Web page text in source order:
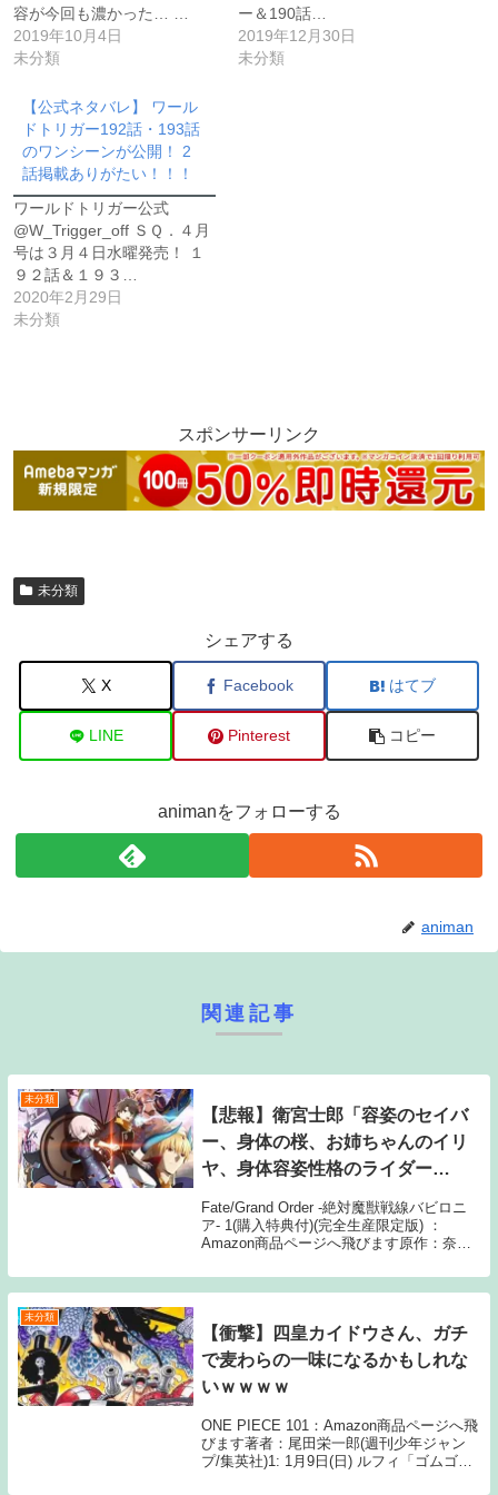
容が今回も濃かった… …
2019年10月4日
未分類
ー＆190話…
2019年12月30日
未分類
【公式ネタバレ】 ワール
ドトリガー192話・193話
のワンシーンが公開！ 2
話掲載ありがたい！！！
ワールドトリガー公式
@W_Trigger_off ＳＱ．４月
号は３月４日水曜発売！ １
９２話＆１９３…
2020年2月29日
未分類
スポンサーリンク
未分類
シェアする
X Facebook はてブ
LINE Pinterest コピー
animanをフォローする
animan
関連記事
未分類
【悲報】衛宮士郎「容姿のセイバ
ー、身体の桜、お姉ちゃんのイリ
ヤ、身体容姿性格のライダー
Fate/Grand Order -絶対魔獣戦線バビロニ
ア- 1(購入特典付)(完全生産限定版) ：
Amazon商品ページへ飛びます原作：奈須
CloverWorks/アニプレックス、ノーツ、デ
ィライトワーク...
未分類
【衝撃】四皇カイドウさん、ガチ
で麦わらの一味になるかもしれな
いｗｗｗｗ
ONE PIECE 101：Amazon商品ページへ飛
びます著者：尾田栄一郎(週刊少年ジャン
プ/集英社)1: 1月9日(日) ルフィ「ゴムゴム